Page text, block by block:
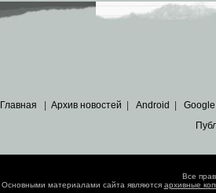
Главная | Архив новостей | Android | Google
Все
Основными материалами сайта являются архивные